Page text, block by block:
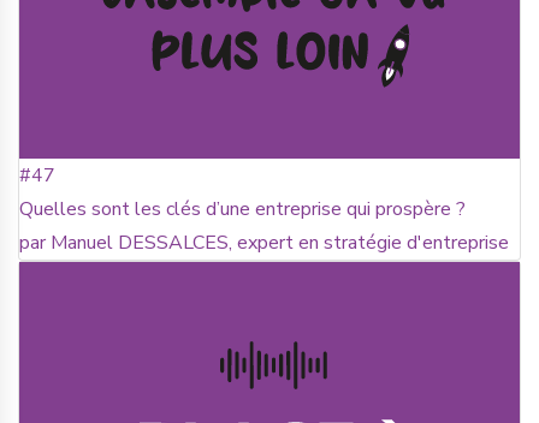
#47
Quelles sont les clés d’une entreprise qui prospère ?
par Manuel DESSALCES, expert en stratégie d'entreprise